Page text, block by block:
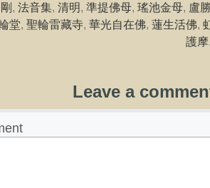
, 法音集, 清明, 準提佛母, 瑤池金母, 盧
堂, 聖輪雷藏寺, 華光自在佛, 蓮生活佛,
護摩
Leave a